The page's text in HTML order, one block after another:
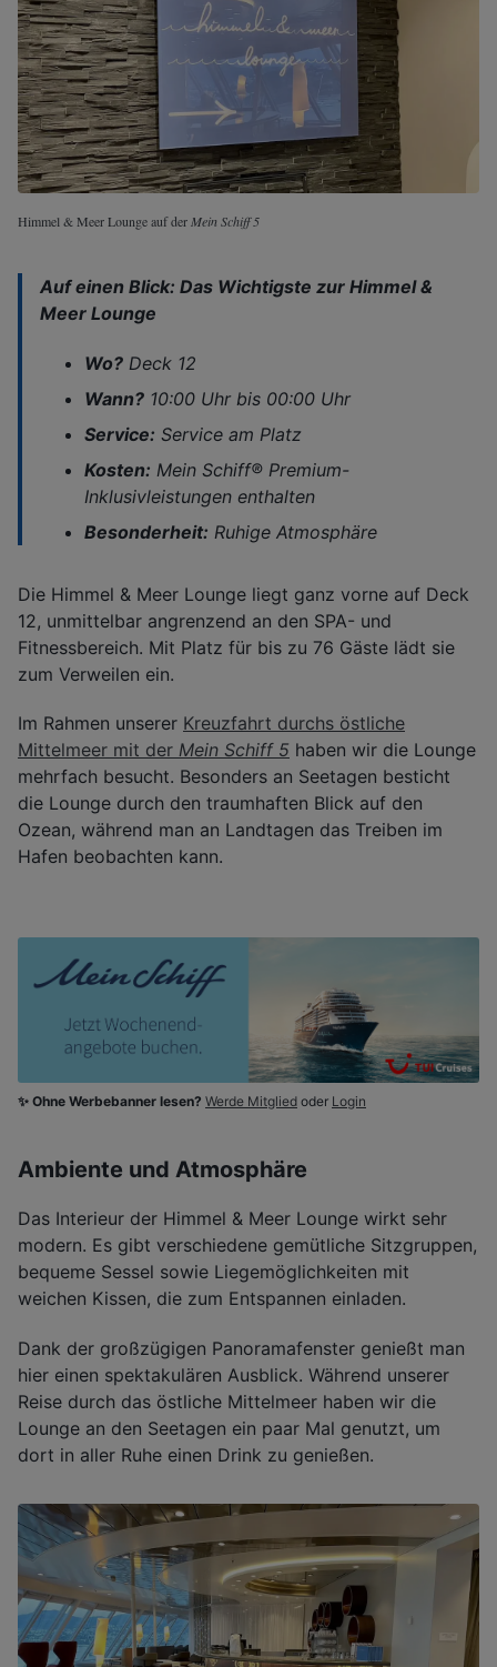
Himmel & Meer Lounge auf der Mein Schiff 5
Auf einen Blick: Das Wichtigste zur Himmel &
Meer Lounge
Wo? Deck 12
Wann? 10:00 Uhr bis 00:00 Uhr
Service: Service am Platz
Kosten: Mein Schiff® Premium-
Inklusivleistungen enthalten
Besonderheit: Ruhige Atmosphäre
Die Himmel & Meer Lounge liegt ganz vorne auf Deck
12, unmittelbar angrenzend an den SPA- und
Fitnessbereich. Mit Platz für bis zu 76 Gäste lädt sie
zum Verweilen ein.
Im Rahmen unserer Kreuzfahrt durchs östliche
Mittelmeer mit der Mein Schiff 5 haben wir die Lounge
mehrfach besucht. Besonders an Seetagen besticht
die Lounge durch den traumhaften Blick auf den
Ozean, während man an Landtagen das Treiben im
Hafen beobachten kann.
✨ Ohne Werbebanner lesen? Werde Mitglied oder Login
Ambiente und Atmosphäre
Das Interieur der Himmel & Meer Lounge wirkt sehr
modern. Es gibt verschiedene gemütliche Sitzgruppen,
bequeme Sessel sowie Liegemöglichkeiten mit
weichen Kissen, die zum Entspannen einladen.
Dank der großzügigen Panoramafenster genießt man
hier einen spektakulären Ausblick. Während unserer
Reise durch das östliche Mittelmeer haben wir die
Lounge an den Seetagen ein paar Mal genutzt, um
dort in aller Ruhe einen Drink zu genießen.